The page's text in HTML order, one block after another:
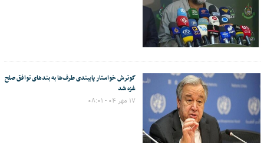
گوترش خواستار پایبندی طرف‌ها به بندهای توافق صلح
غزه شد
۱۷ مهر ۰۴ - ۰۸:۰۱